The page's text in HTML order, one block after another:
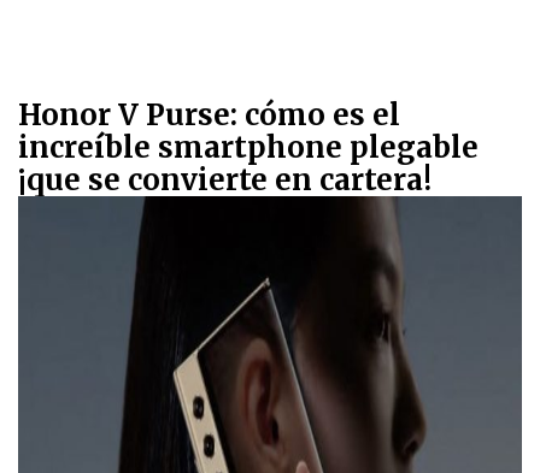
Honor V Purse: cómo es el
increíble smartphone plegable
¡que se convierte en cartera!